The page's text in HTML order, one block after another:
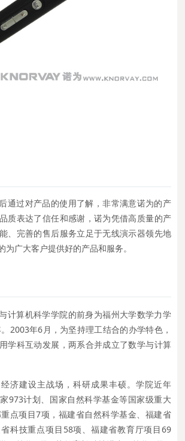
通过对产品的使用了解，非常满意诺为的产
质表达了信任和感谢，诺为凭借高质量的产
、完善的售后服务立足于无线演示器领先地
为广大客户提供好的产品和服务。
计算机科学学院的前身为福州大学数学力学
2003年6月，为坚持理工结合的办学特色，
学科互动发展，两系合并成立了数学与计算
济建设主战场，科研成果丰硕。学院近年
973计划、国家自然科学基金等国家级重大
点项目7项，福建省自然科学基金、福建省
科技重点项目58项、福建省教育厅项目69